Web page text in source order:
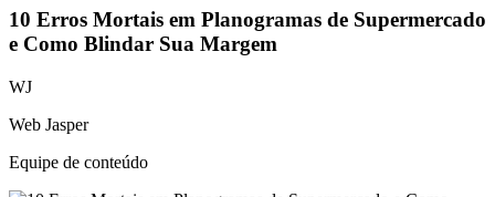
10 Erros Mortais em Planogramas de Supermercado
e Como Blindar Sua Margem
WJ
Web Jasper
Equipe de conteúdo